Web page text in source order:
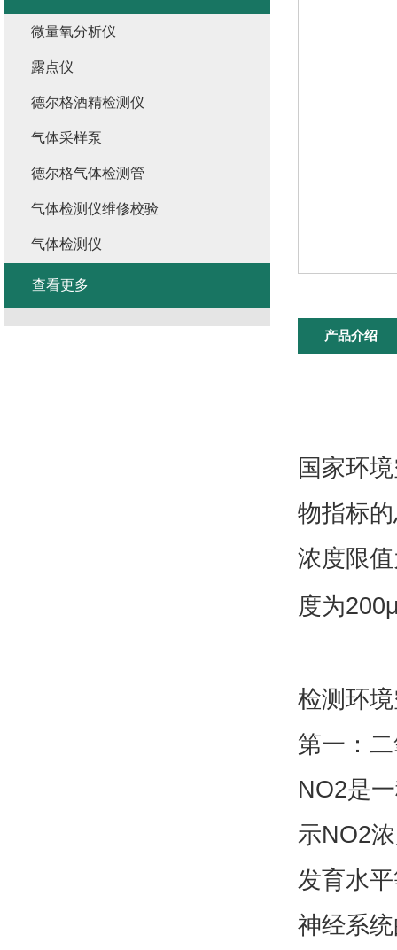
产品介绍
国家环
物指标
浓度限
度为200
检测环
第一：
NO2是
示NO2
发育水
神经系
微量氧分析仪
露点仪
德尔格酒精检测仪
气体采样泵
德尔格气体检测管
气体检测仪维修校验
气体检测仪
查看更多